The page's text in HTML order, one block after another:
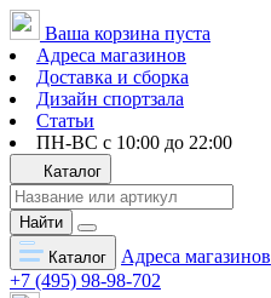
Ваша корзина пуста
Адреса магазинов
Доставка и сборка
Дизайн спортзала
Статьи
ПН-ВС с 10:00 до 22:00
Каталог
Найти
Каталог
Адреса магазинов
+7 (495) 98-98-702